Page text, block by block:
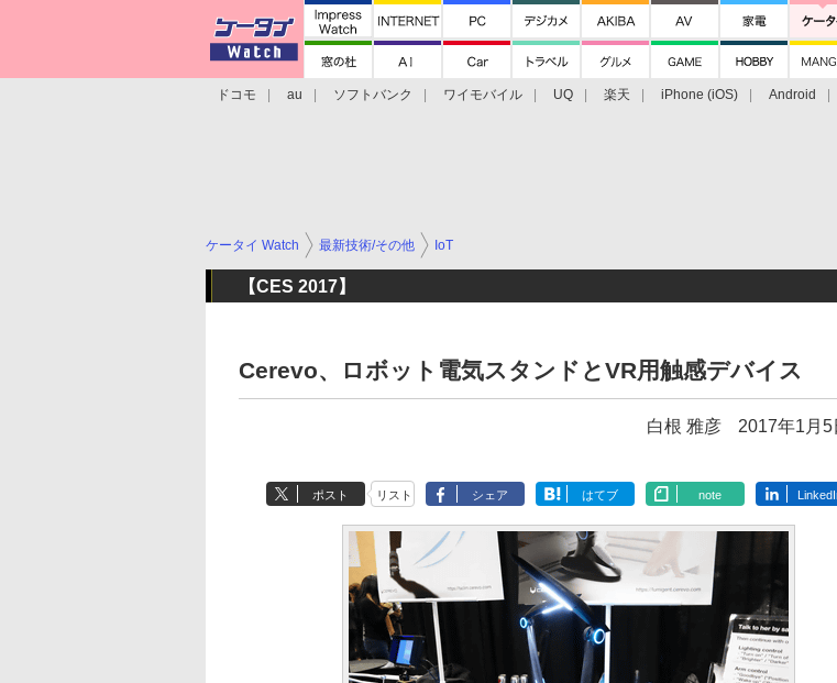
ドコモ au ソフトバンク ワイモバイル UQ 楽天 iPhone (iOS) Android
ケータイ Watch 最新技術/その他 IoT
【CES 2017】
Cerevo、ロボット電気スタンドとVR用触感デバイス
白根 雅彦 2017年1月5
ポスト リスト シェア はてブ note